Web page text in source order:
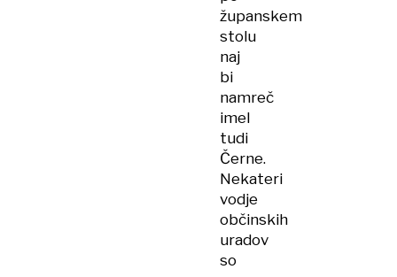
županskem
stolu
naj
bi
namreč
imel
tudi
Černe.
Nekateri
vodje
občinskih
uradov
so